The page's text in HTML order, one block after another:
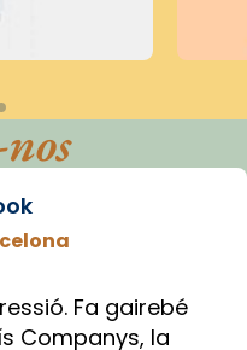
Fa gairebé
Companys, la